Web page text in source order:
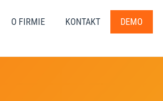
O FIRMIE KONTAKT DEMO